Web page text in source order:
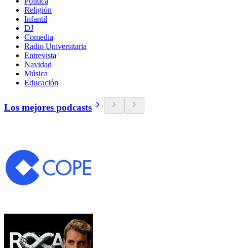
Religión
Infantil
DJ
Comedia
Radio Universitaria
Entrevista
Navidad
Música
Educación
Los mejores podcasts